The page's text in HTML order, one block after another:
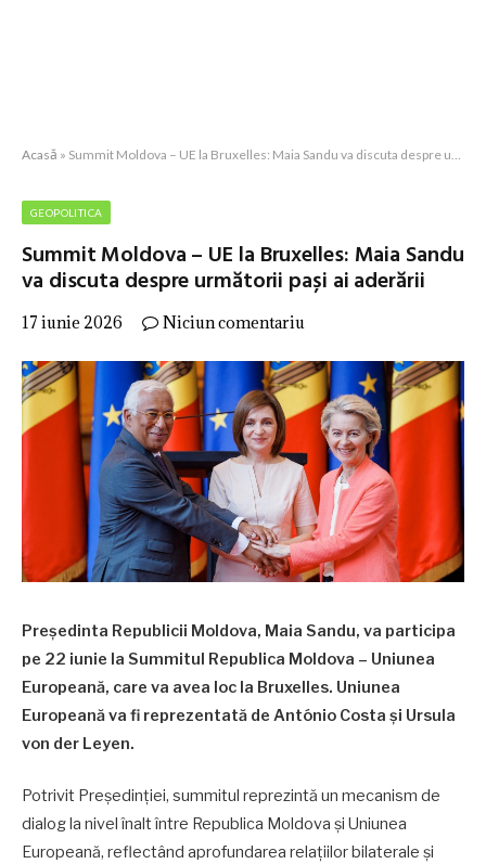
Acasă » Summit Moldova – UE la Bruxelles: Maia Sandu va discuta despre următorii pași ai aderării
GEOPOLITICA
Summit Moldova – UE la Bruxelles: Maia Sandu
va discuta despre următorii pași ai aderării
17 iunie 2026 Niciun comentariu
Președinta Republicii Moldova, Maia Sandu, va participa
pe 22 iunie la Summitul Republica Moldova – Uniunea
Europeană, care va avea loc la Bruxelles. Uniunea
Europeană va fi reprezentată de António Costa și Ursula
von der Leyen.
Potrivit Președinției, summitul reprezintă un mecanism de
dialog la nivel înalt între Republica Moldova și Uniunea
Europeană, reflectând aprofundarea relațiilor bilaterale și